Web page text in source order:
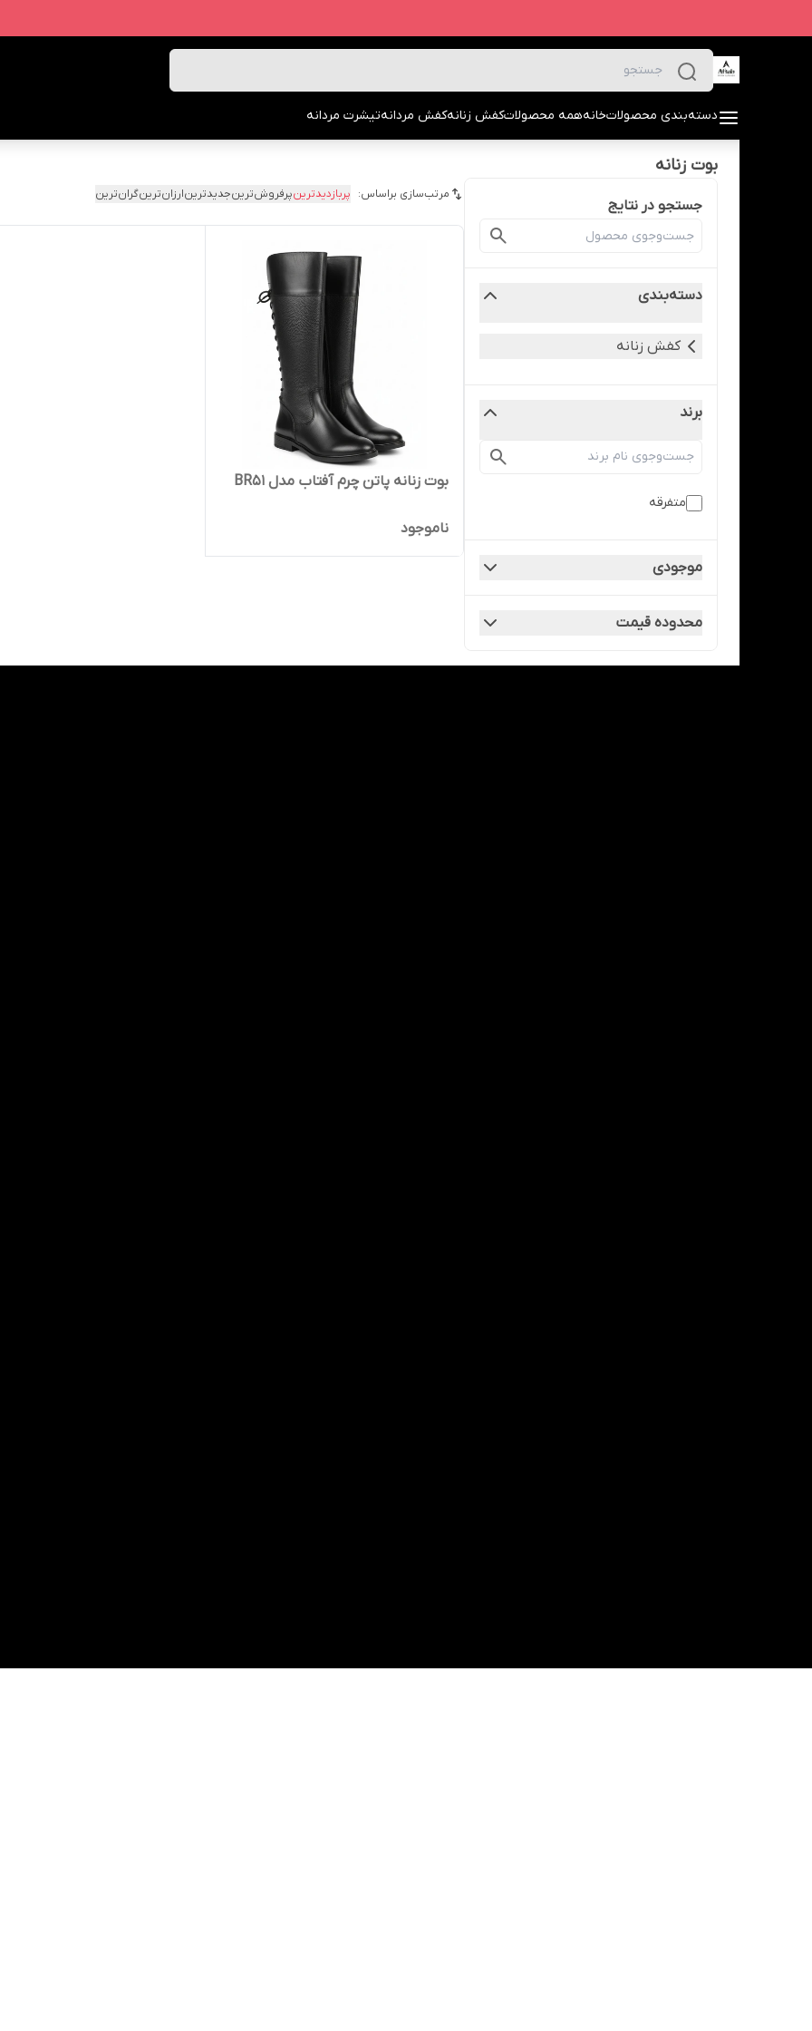
دسته‌بندی محصولاتخانههمه محصولاتکفش زنانهکفش مردانهتیشرت مردانه
بوت زنانه
جستجو در نتایج
دسته‌بندی
کفش زنانه
برند
متفرقه
موجودی
محدوده قیمت
مرتب‌سازی براساس: پربازدیدترینپرفروش‌ترینجدیدترینارزان‌ترینگران‌ترین
بوت زنانه پاتن چرم آفتاب مدل BR51
ناموجود